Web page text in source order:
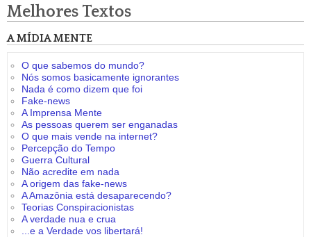
Melhores Textos
A MÍDIA MENTE
O que sabemos do mundo?
Nós somos basicamente ignorantes
Nada é como dizem que foi
Fake-news
A Imprensa Mente
As pessoas querem ser enganadas
O que mais vende na internet?
Percepção do Tempo
Guerra Cultural
Não acredite em nada
A origem das fake-news
A Amazônia está desaparecendo?
Teorias Conspiracionistas
A verdade nua e crua
...e a Verdade vos libertará!